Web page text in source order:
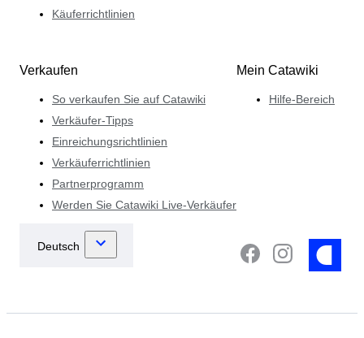
Käuferrichtlinien
Verkaufen
So verkaufen Sie auf Catawiki
Verkäufer-Tipps
Einreichungsrichtlinien
Verkäuferrichtlinien
Partnerprogramm
Werden Sie Catawiki Live-Verkäufer
Mein Catawiki
Hilfe-Bereich